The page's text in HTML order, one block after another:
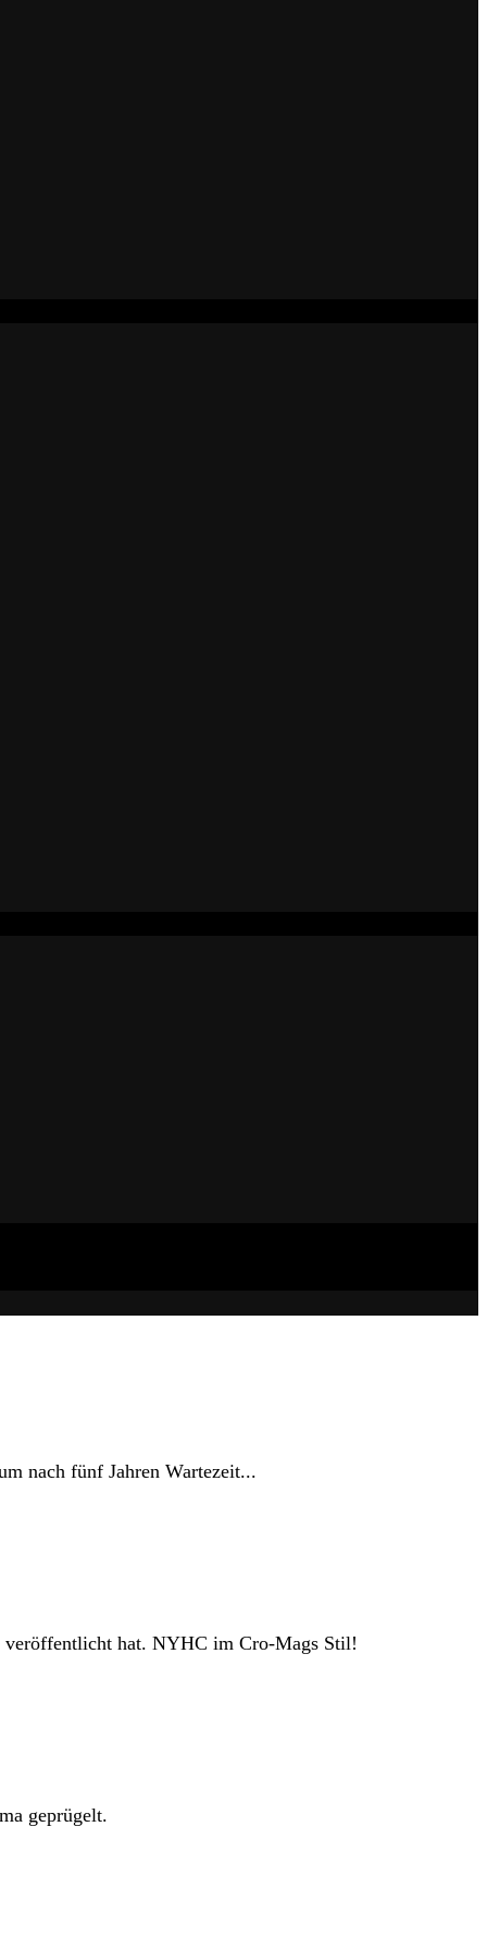
nach fünf Jahren Wartezeit...
veröffentlicht hat. NYHC im Cro-Mags Stil!
geprügelt.